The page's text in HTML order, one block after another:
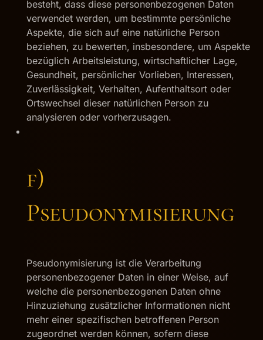
besteht, dass diese personenbezogenen Daten
verwendet werden, um bestimmte persönliche
Aspekte, die sich auf eine natürliche Person
beziehen, zu bewerten, insbesondere, um Aspekte
bezüglich Arbeitsleistung, wirtschaftlicher Lage,
Gesundheit, persönlicher Vorlieben, Interessen,
Zuverlässigkeit, Verhalten, Aufenthaltsort oder
Ortswechsel dieser natürlichen Person zu
analysieren oder vorherzusagen.
f)
Pseudonymisierung
Pseudonymisierung ist die Verarbeitung
personenbezogener Daten in einer Weise, auf
welche die personenbezogenen Daten ohne
Hinzuziehung zusätzlicher Informationen nicht
mehr einer spezifischen betroffenen Person
zugeordnet werden können, sofern diese